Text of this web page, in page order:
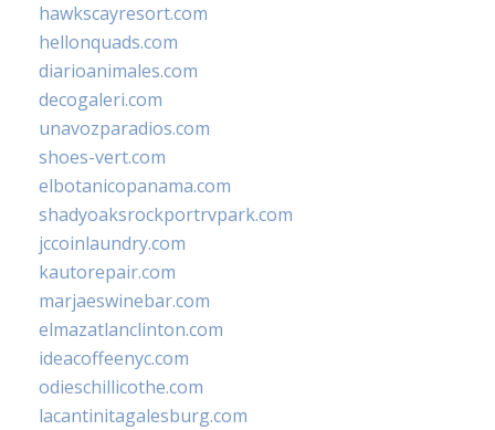
hawkscayresort.com
hellonquads.com
diarioanimales.com
decogaleri.com
unavozparadios.com
shoes-vert.com
elbotanicopanama.com
shadyoaksrockportrvpark.com
jccoinlaundry.com
kautorepair.com
marjaeswinebar.com
elmazatlanclinton.com
ideacoffeenyc.com
odieschillicothe.com
lacantinitagalesburg.com